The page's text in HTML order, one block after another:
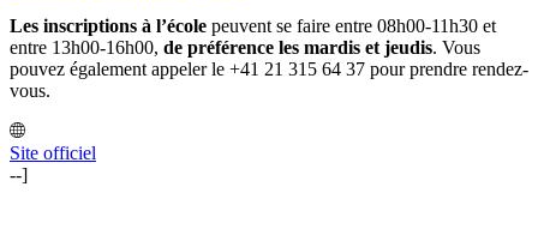
Les inscriptions à l’école peuvent se faire entre 08h00-11h30 et
entre 13h00-16h00, de préférence les mardis et jeudis. Vous
pouvez également appeler le +41 21 315 64 37 pour prendre rendez-
vous.
Site officiel
--]